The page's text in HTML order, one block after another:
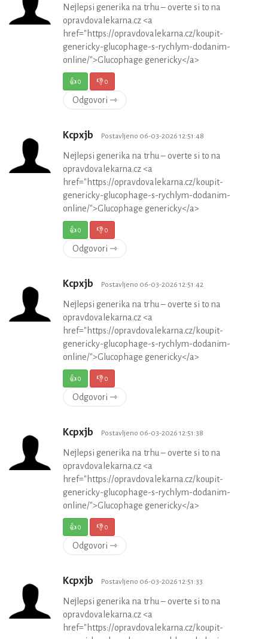
Nejlepsi generika na trhu – overte si to na
opravdovalekarna.cz <a
href="https://opravdovalekarna.cz/koupit-
genericky-glucophage-s-rychlym-dodanim-
online/">Glucophage genericky</a>
👍0 👎0
Odgovori ⇾
Kcpxjb Postavljeno 06-03-2026 12:51:48
Nejlepsi generika na trhu – overte si to na
opravdovalekarna.cz <a
href="https://opravdovalekarna.cz/koupit-
genericky-glucophage-s-rychlym-dodanim-
online/">Glucophage genericky</a>
👍0 👎0
Odgovori ⇾
Kcpxjb Postavljeno 06-03-2026 12:51:42
Nejlepsi generika na trhu – overte si to na
opravdovalekarna.cz <a
href="https://opravdovalekarna.cz/koupit-
genericky-glucophage-s-rychlym-dodanim-
online/">Glucophage genericky</a>
👍0 👎0
Odgovori ⇾
Kcpxjb Postavljeno 06-03-2026 12:51:38
Nejlepsi generika na trhu – overte si to na
opravdovalekarna.cz <a
href="https://opravdovalekarna.cz/koupit-
genericky-glucophage-s-rychlym-dodanim-
online/">Glucophage genericky</a>
👍0 👎0
Odgovori ⇾
Kcpxjb Postavljeno 06-03-2026 12:51:33
Nejlepsi generika na trhu – overte si to na
opravdovalekarna.cz <a
href="https://opravdovalekarna.cz/koupit-